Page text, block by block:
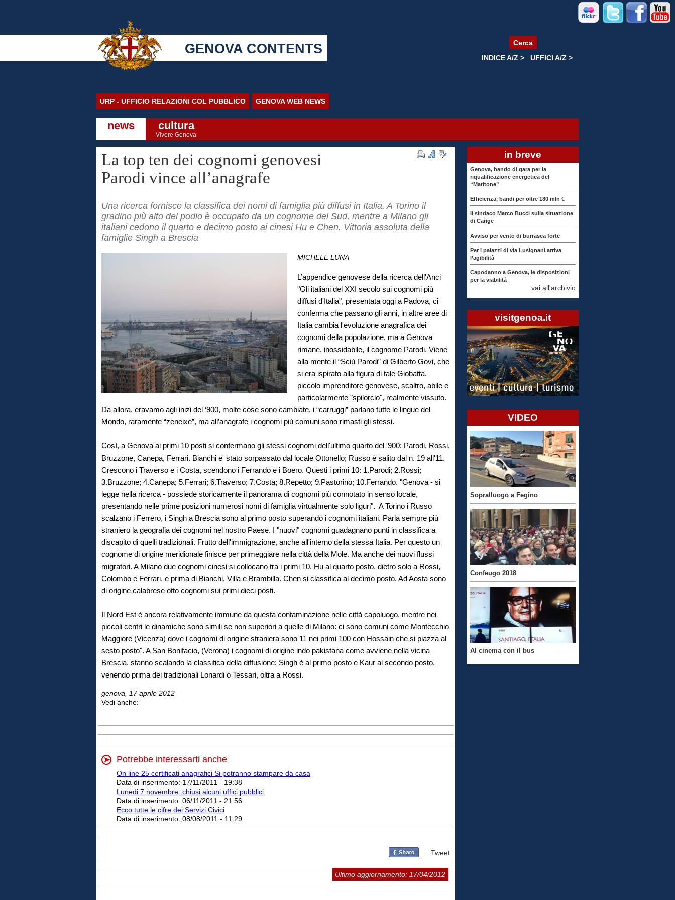
GENOVA CONTENTS
Cerca
INDICE A/Z >
UFFICI A/Z >
URP - UFFICIO RELAZIONI COL PUBBLICO GENOVA WEB NEWS
news cultura
Vivere Genova
La top ten dei cognomi genovesi
Parodi vince all’anagrafe
Una ricerca fornisce la classifica dei nomi di famiglia più diffusi in Italia. A Torino il
gradino più alto del podio è occupato da un cognome del Sud, mentre a Milano gli
italiani cedono il quarto e decimo posto ai cinesi Hu e Chen. Vittoria assoluta della
famiglie Singh a Brescia
MICHELE LUNA
L’appendice genovese della ricerca dell'Anci
"Gli italiani del XXI secolo sui cognomi più
diffusi d'Italia", presentata oggi a Padova, ci
conferma che passano gli anni, in altre aree di
Italia cambia l'evoluzione anagrafica dei
cognomi della popolazione, ma a Genova
rimane, inossidabile, il cognome Parodi. Viene
alla mente il “Sciù Parodi” di Gilberto Govi, che
si era ispirato alla figura di tale Giobatta,
piccolo imprenditore genovese, scaltro, abile e
particolarmente "spilorcio", realmente vissuto.
Da allora, eravamo agli inizi del ‘900, molte cose sono cambiate, i “carruggi” parlano tutte le lingue del
Mondo, raramente “zeneixe”, ma all’anagrafe i cognomi più comuni sono rimasti gli stessi.
Così, a Genova ai primi 10 posti si confermano gli stessi cognomi dell'ultimo quarto del '900: Parodi, Rossi,
Bruzzone, Canepa, Ferrari. Bianchi e' stato sorpassato dal locale Ottonello; Russo è salito dal n. 19 all'11.
Crescono i Traverso e i Costa, scendono i Ferrando e i Boero. Questi i primi 10: 1.Parodi; 2.Rossi;
3.Bruzzone; 4.Canepa; 5.Ferrari; 6.Traverso; 7.Costa; 8.Repetto; 9.Pastorino; 10.Ferrando. "Genova - si
legge nella ricerca - possiede storicamente il panorama di cognomi più connotato in senso locale,
presentando nelle prime posizioni numerosi nomi di famiglia virtualmente solo liguri". A Torino i Russo
scalzano i Ferrero, i Singh a Brescia sono al primo posto superando i cognomi italiani. Parla sempre più
straniero la geografia dei cognomi nel nostro Paese. I "nuovi" cognomi guadagnano punti in classifica a
discapito di quelli tradizionali. Frutto dell'immigrazione, anche all'interno della stessa Italia. Per questo un
cognome di origine meridionale finisce per primeggiare nella città della Mole. Ma anche dei nuovi flussi
migratori. A Milano due cognomi cinesi si collocano tra i primi 10. Hu al quarto posto, dietro solo a Rossi,
Colombo e Ferrari, e prima di Bianchi, Villa e Brambilla. Chen si classifica al decimo posto. Ad Aosta sono
di origine calabrese otto cognomi sui primi dieci posti.
Il Nord Est è ancora relativamente immune da questa contaminazione nelle città capoluogo, mentre nei
piccoli centri le dinamiche sono simili se non superiori a quelle di Milano: ci sono comuni come Montecchio
Maggiore (Vicenza) dove i cognomi di origine straniera sono 11 nei primi 100 con Hossain che si piazza al
sesto posto". A San Bonifacio, (Verona) i cognomi di origine indo pakistana come avviene nella vicina
Brescia, stanno scalando la classifica della diffusione: Singh è al primo posto e Kaur al secondo posto,
venendo prima dei tradizionali Lonardi o Tessari, oltra a Rossi.
genova, 17 aprile 2012
Vedi anche:
Potrebbe interessarti anche
On line 25 certificati anagrafici Si potranno stampare da casa
Data di inserimento: 17/11/2011 - 19:38
Lunedi 7 novembre: chiusi alcuni uffici pubblici
Data di inserimento: 06/11/2011 - 21:56
Ecco tutte le cifre dei Servizi Civici
Data di inserimento: 08/08/2011 - 11:29
Tweet
Ultimo aggiornamento: 17/04/2012
in breve
Genova, bando di gara per la
riqualificazione energetica del
“Matitone”
Efficienza, bandi per oltre 180 mln €
Il sindaco Marco Bucci sulla situazione
di Carige
Avviso per vento di burrasca forte
Per i palazzi di via Lusignani arriva
l’agibilità
Capodanno a Genova, le disposizioni
per la viabilità
vai all'archivio
visitgenoa.it
VIDEO
Sopralluogo a Fegino
Confeugo 2018
Al cinema con il bus